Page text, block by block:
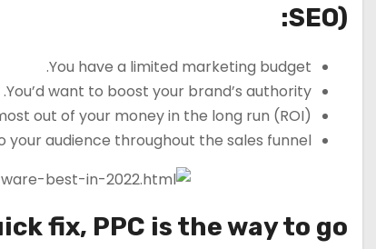
SEO):
You have a limited marketing budget.
You’d want to boost your brand’s authority.
out of your money in the long run (ROI).
audience throughout the sales funnel.
fix, PPC is the way to go: